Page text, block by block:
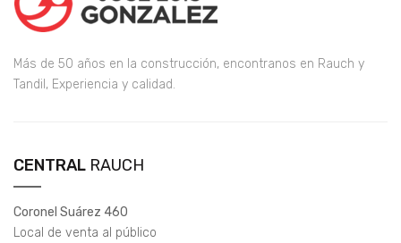
Más de 50 años en la construcción, encontranos en Rauch y
Tandil, Experiencia y calidad.
CENTRAL RAUCH
Coronel Suárez 460
Local de venta al público